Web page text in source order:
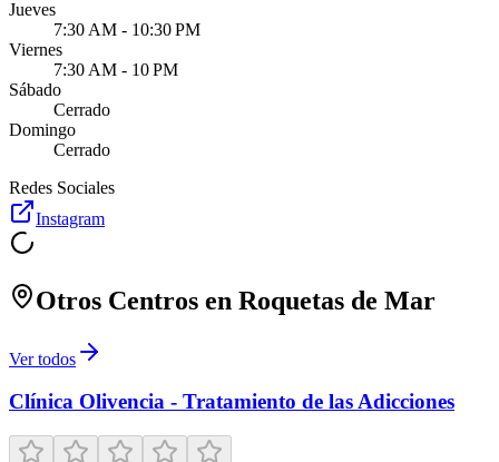
Jueves
7:30 AM - 10:30 PM
Viernes
7:30 AM - 10 PM
Sábado
Cerrado
Domingo
Cerrado
Redes Sociales
Instagram
Otros Centros en Roquetas de Mar
Ver todos
Clínica Olivencia - Tratamiento de las Adicciones